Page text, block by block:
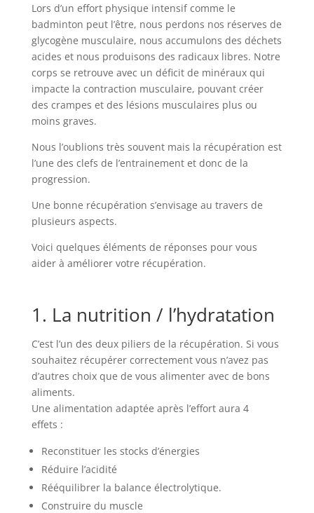
Lors d’un effort physique intensif comme le
badminton peut l’être, nous perdons nos réserves de
glycogène musculaire, nous accumulons des déchets
acides et nous produisons des radicaux libres. Notre
corps se retrouve avec un déficit de minéraux qui
impacte la contraction musculaire, pouvant créer
des crampes et des lésions musculaires plus ou
moins graves.
Nous l’oublions très souvent mais la récupération est
l’une des clefs de l’entrainement et donc de la
progression.
Une bonne récupération s’envisage au travers de
plusieurs aspects.
Voici quelques éléments de réponses pour vous
aider à améliorer votre récupération.
1. La nutrition / l’hydratation
C’est l’un des deux piliers de la récupération. Si vous
souhaitez récupérer correctement vous n’avez pas
d’autres choix que de vous alimenter avec de bons
aliments.
Une alimentation adaptée après l’effort aura 4
effets :
Reconstituer les stocks d’énergies
Réduire l’acidité
Rééquilibrer la balance électrolytique.
Construire du muscle